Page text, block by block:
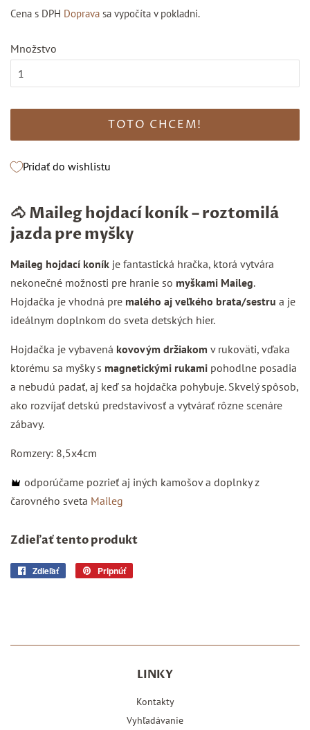
zľave
Cena s DPH Doprava sa vypočíta v pokladni.
Množstvo
TOTO CHCEM!
Pridať do wishlistu
🐴 Maileg hojdací koník – roztomilá
jazda pre myšky
Maileg hojdací koník je fantastická hračka, ktorá vytvára
nekonečné možnosti pre hranie so myškami Maileg.
Hojdačka je vhodná pre malého aj veľkého brata/sestru a je
ideálnym doplnkom do sveta detských hier.
Hojdačka je vybavená kovovým držiakom v rukoväti, vďaka
ktorému sa myšky s magnetickými rukami pohodlne posadia
a nebudú padať, aj keď sa hojdačka pohybuje. Skvelý spôsob,
ako rozvíjať detskú predstavivosť a vytvárať rôzne scenáre
zábavy.
Romzery: 8,5x4cm
odporúčame pozrieť aj iných kamošov a doplnky z
čarovného sveta Maileg
Zdieľať tento produkt
Zdieľať
Zdielať
Pripnúť
LINKY
Kontakty
Vyhľadávanie